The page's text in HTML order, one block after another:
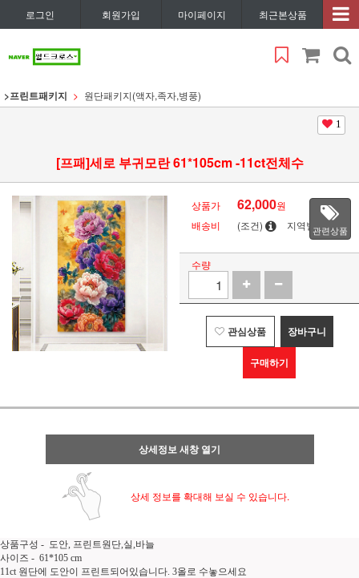
로그인 회원가입 마이페이지 최근본상품
>프린트패키지 원단패키지(액자,족자,병풍)
1
[프패]세로 부귀모란 61*105cm -11ct전체수
상품가 62,000원
배송비
(조건) 지역별관련상품
수량
관심상품 장바구니
구매하기
상세정보 새창 열기
상세 정보를 확대해 보실 수 있습니다.
상품구성 - 도안, 프린트원단,실,바늘
사이즈 - 61*105 cm
11ct 원단에 도안이 프린트되어있습니다. 3올로 수놓으세요